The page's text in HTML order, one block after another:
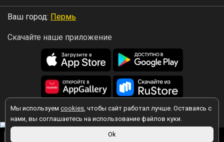
Мы используем cookies, чтобы сайт работал лучше. Оставаясь с
нами, вы соглашаетесь на использование файлов куки.
Ok
Ваш город: Пермь
Скачайте наше приложение
2026 © Колба
Вы принимаете условия политики в отношении обработки
персональных данных